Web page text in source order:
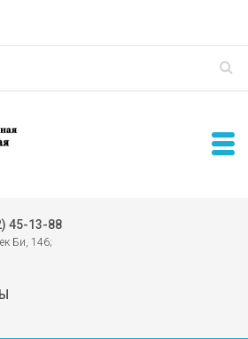
45-13-88
Би, 146;